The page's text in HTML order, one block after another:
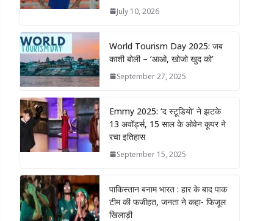
July 10, 2026
World Tourism Day 2025: जब
काशी बोली – ‘आओ, खोजो खुद को’
September 27, 2025
Emmy 2025: ‘द स्टूडियो’ ने झटके
13 अवॉर्ड्स, 15 साल के ओवेन कूपर ने
रचा इतिहास
September 15, 2025
पाकिस्तान बनाम भारत : हार के बाद पाक
टीम की फजीहत, जनता ने कहा- फिजूल
खिलाड़ी